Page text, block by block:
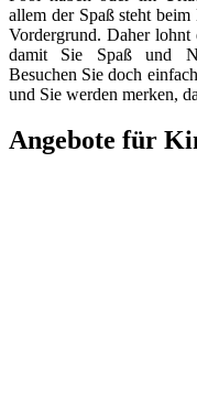
allem der Spaß steht
Vordergrund. Daher lohnt
damit Sie Spaß und
Besuchen Sie doch
und Sie werden merken,
Angebote für